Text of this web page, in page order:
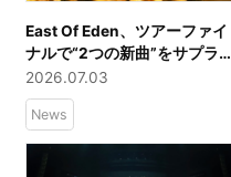
East Of Eden、ツアーファイ
ナルで“2つの新曲”をサプライ
ズ解禁 アニメ「とある暗部
の少女共棲」OP＆遊技機タイ
アップ
2026.07.03
News